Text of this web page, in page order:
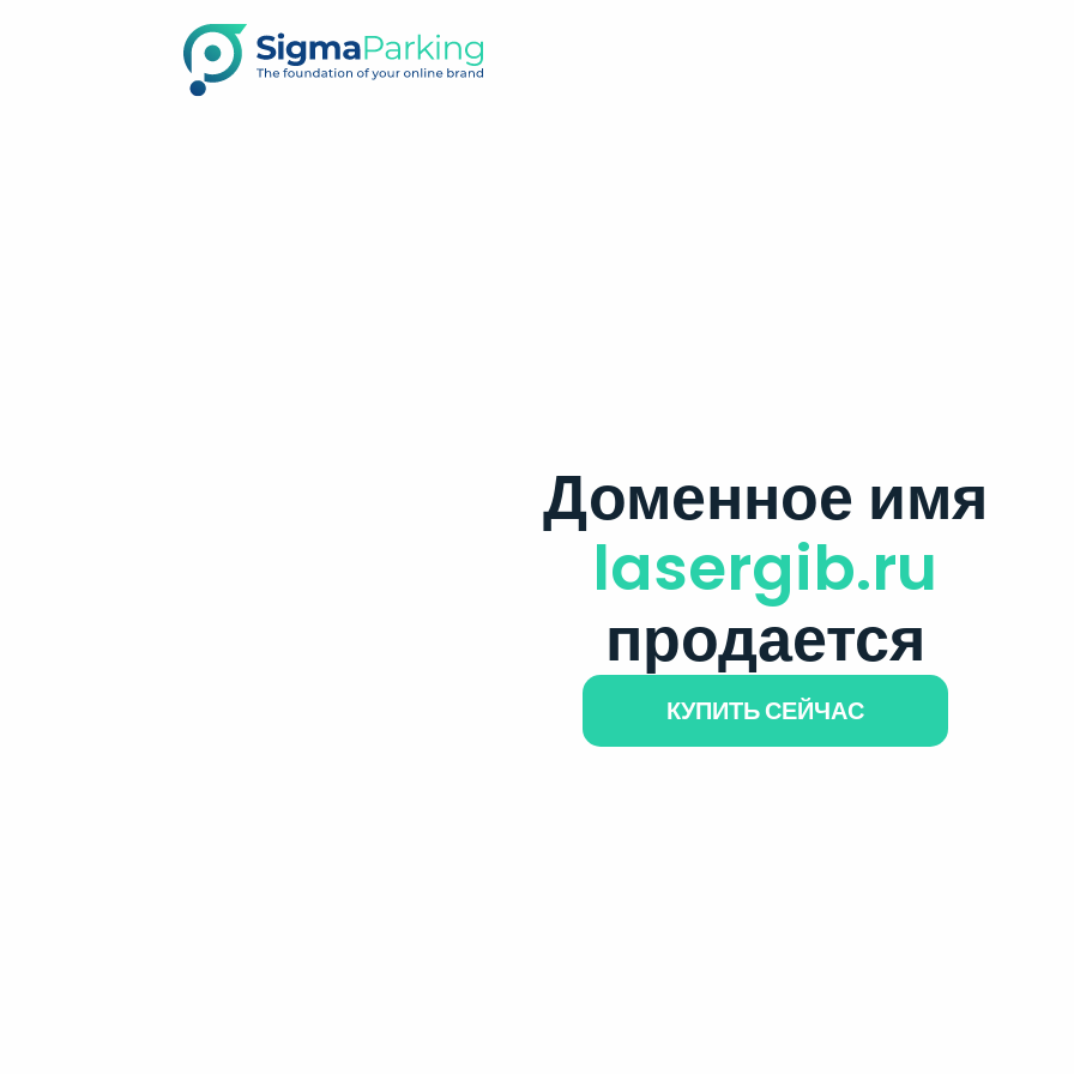
Доменное имя
lasergib.ru
продается
КУПИТЬ СЕЙЧАС